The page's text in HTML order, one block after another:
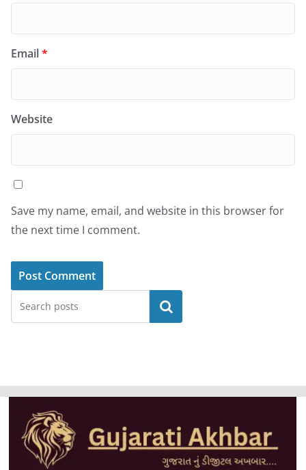
Email*
Website
Save my name, email, and website in this browser for
the next time I comment.
Search